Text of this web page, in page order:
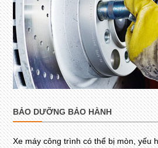
BẢO DƯỠNG BẢO HÀNH
Xe máy công trình có thể bị mòn, yếu